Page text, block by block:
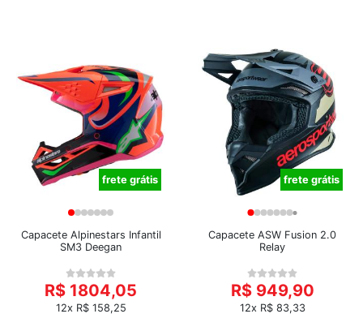
frete grátis
Capacete Alpinestars Infantil
SM3 Deegan
R$ 1804,05
12x R$ 158,25
frete grátis
Capacete ASW Fusion 2.0
Relay
R$ 949,90
12x R$ 83,33